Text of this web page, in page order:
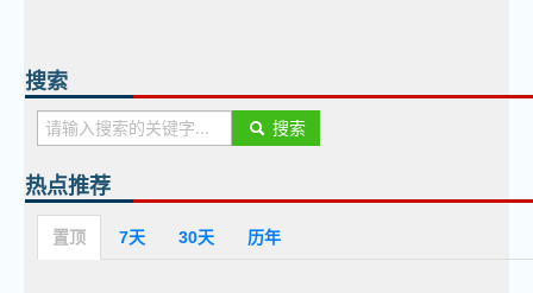
搜索
搜索
热点推荐
置顶 7天 30天 历年